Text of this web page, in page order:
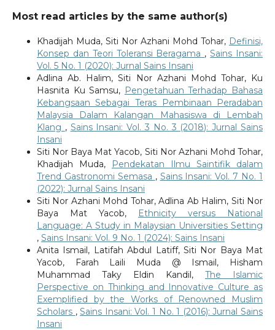
Most read articles by the same author(s)
Khadijah Muda, Siti Nor Azhani Mohd Tohar, Definisi,
Konsep dan Teori Toleransi Beragama ,Sains Insani:
Vol. 5 No. 1 (2020): Jurnal Sains Insani
Adlina Ab. Halim, Siti Nor Azhani Mohd Tohar, Ku
Hasnita Ku Samsu, Pengetahuan Terhadap Bahasa
Kebangsaan Sebagai Teras Pembinaan Peradaban
Malaysia Dalam Kalangan Mahasiswa di Lembah
Klang , Sains Insani: Vol. 3 No. 3 (2018): Jurnal Sains
Insani
Siti Nor Baya Mat Yacob, Siti Nor Azhani Mohd Tohar,
Khadijah Muda,
Pendekatan Ilmu Saintifik dalam
Trend Gastronomi Semasa , Sains Insani: Vol. 7 No. 1
(2022): Jurnal Sains Insani
Siti Nor Azhani Mohd Tohar, Adlina Ab Halim, Siti Nor
Baya Mat Yacob,
Ethnicity versus National
Language: A Study in Malaysian Universities Setting
, Sains Insani: Vol. 9 No. 1 (2024): Sains Insani
Anita Ismail, Latifah Abdul Latiff, Siti Nor Baya Mat
Yacob, Farah Laili Muda @ Ismail, Hisham
Muhammad Taky Eldin Kandil,The Islamic
Perspective on Thinking and Innovative Culture as
Exemplified by the Works of Renowned Muslim
Scholars ,Sains Insani: Vol. 1 No. 1 (2016): Jurnal Sains
Insani